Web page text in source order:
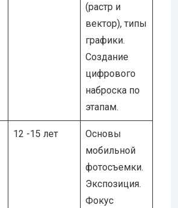
(растр и
вектор), типы
графики.
Создание
цифрового
наброска по
этапам.
12 -15 лет
Основы
мобильной
фотосъемки.
Экспозиция.
Фокус